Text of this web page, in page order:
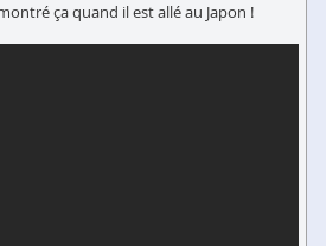
ça quand il est allé au Japon !